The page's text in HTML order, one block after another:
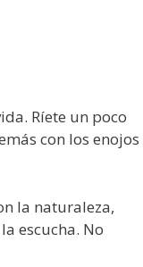
Ríete un poco
con los enojos
la naturaleza,
escucha. No